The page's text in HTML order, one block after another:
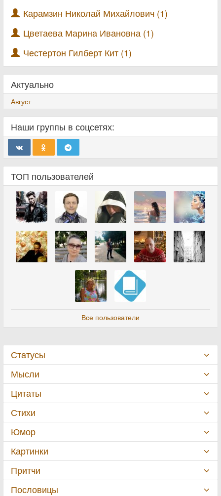
Карамзин Николай Михайлович (1)
Цветаева Марина Ивановна (1)
Честертон Гилберт Кит (1)
Актуально
Август
Наши группы в соцсетях:
ТОП пользователей
Все пользователи
Статусы
Мысли
Цитаты
Стихи
Юмор
Картинки
Притчи
Пословицы